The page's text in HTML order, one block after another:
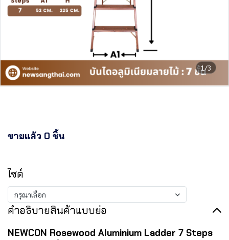
1/3
ขายแล้ว 0 ชิ้น
ไซต์
กรุณาเลือก
คำอธิบายสินค้าแบบย่อ
NEWCON Rosewood Aluminium Ladder 7 Steps